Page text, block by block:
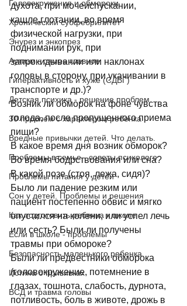
Головокружения и обмороки
Хронический субфебрилитет
Энурез и энкопрез
Аутизм - самое главное
Гиперактивность и хуже (СДВГ)
Детская психика - решение проблем
30 проблем с характером ребенка
Вредные привычки детей. Что делать.
Проблемы в семье - советы психолого
Проблемы питания у детей
Сон у детей. Проблемы и решения
Как подготовить ребенка к школе
Если в школе - проблемы
Безопасность маленького ребенка
Истина о прививках
ВСД и травма головы
духота, при мочеиспускании,
кашле,глотании, во время
физической нагрузки, при
поднимании рук, при
запрокидывании или наклонах
головы в сторону, при укачивании в
транспорте и др.)?
Возник ли обморок на фоне чувства
голода, после пропущенного приема
пищи?
В какое время дня возник обморок?
Во время бодрствования или сна?
В какой позе (стоя, лежа, сидя)?
Было ли падение резким или
пациент постепенно обвис и мягко
опустился на колени, или успел лечь
или сесть? Были ли получены
травмы при обмороке?
Были ли предвестники обморока
(головокружение, потемнение в
глазах, тошнота, слабость, дурнота,
потливость, боль в животе, дрожь в